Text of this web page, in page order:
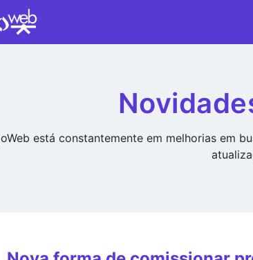
está constantemente em melhorias em